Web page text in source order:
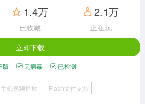
卡牌对战
2053款应用
体育运动
1280款应用
手游辅助
1959款应用
模拟经营
1.4万
已收藏
2.1万
正在玩
立即下载
版 无病毒 已检测
手机视频播放 Flash文件支持